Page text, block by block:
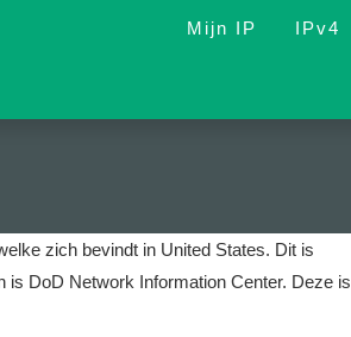
Mijn IP IPv4
zich bevindt in United States. Dit is
is DoD Network Information Center. Deze is